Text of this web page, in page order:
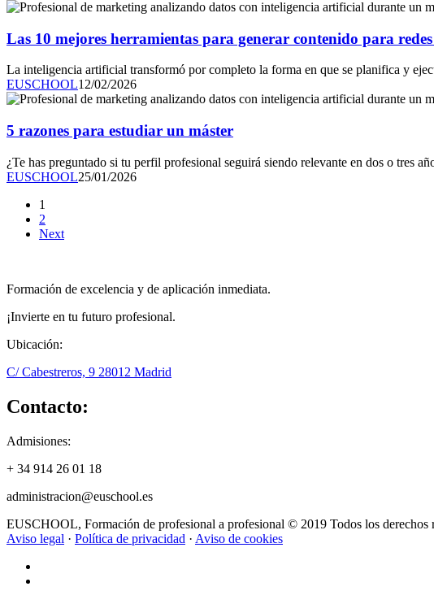
Las 10 mejores herramientas para generar contenido para
La inteligencia artificial transformó por completo la forma en que se planifica y
EUSCHOOL12/02/2026
5 razones para estudiar un máster
¿Te has preguntado si tu perfil profesional seguirá siendo relevante en dos o tres
EUSCHOOL25/01/2026
1
2
Next
Formación de excelencia y de aplicación inmediata.
¡Invierte en tu futuro profesional.
Ubicación:
C/ Cabestreros, 9 28012 Madrid
Contacto:
Admisiones:
+ 34 914 26 01 18
administracion@euschool.es
EUSCHOOL, Formación de profesional a profesional © 2019 Todos los derechos
Aviso legal · Política de privacidad · Aviso de cookies